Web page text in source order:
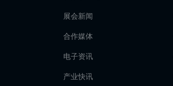
展会新闻
合作媒体
电子资讯
产业快讯